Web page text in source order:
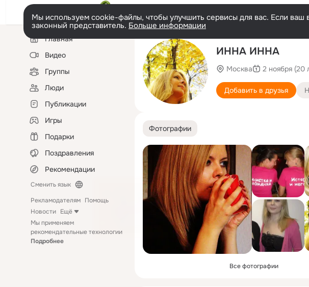
Мы используем cookie-файлы, чтобы улучшить сервисы для вас. Если
законный представитель. Больше информации
Левая
колонкаГлавная
Видео
Группы
Люди
Публикации
Игры
Подарки
Поздравления
Рекомендации
Сменить язык
Рекламодателям Помощь
Новости Ещё
Мы применяем
рекомендательные технологии
Подробнее
ИННА ИННА
Москва 2 ноября (20
Добавить в друзья
Фотографии
Все фотографии